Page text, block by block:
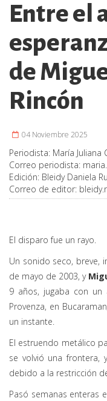
Entre el
de
Rincón
04 Noviembre 2025
Periodista: María
Correo periodista:
Edición: Bleidy Daniela
Correo de editor:
El disparo fue un rayo.
Un sonido seco, breve,
de mayo de 2003, y
9 años, jugaba con
Provenza, en
un instante.
El estruendo metálico
se volvió una frontera,
debido a la restricción
Pasó semanas enteras